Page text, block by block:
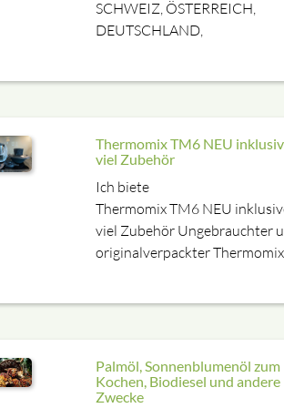
SCHWEIZ, ÖSTERREICH,
DEUTSCHLAND,
Thermomix TM6 NEU
viel Zubehör
Ich biete
Thermomix TM6 NEU
viel Zubehör Ungebrauchter
originalverpackter Thermomix
Palmöl, Sonnenblumenöl zum
Kochen, Biodiesel und andere
Zwecke